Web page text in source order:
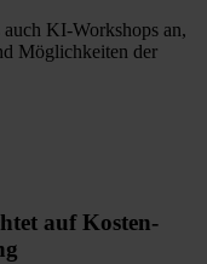
auch KI-Workshops an,
Möglichkeiten der
auf Kosten-